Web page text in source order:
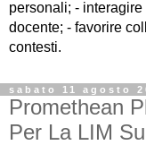
personali; -
docente; - favorire
contesti.
sabato 11 agosto
Promethean
Per La LIM